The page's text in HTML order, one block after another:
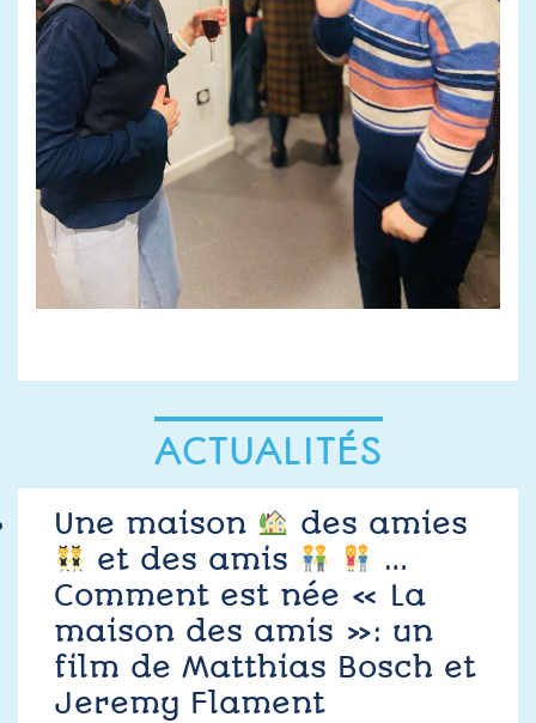
ACTUALITÉS
Une maison
des amies
et des amis
…
Comment est née « La
maison des amis »: un
film de Matthias Bosch et
Jeremy Flament